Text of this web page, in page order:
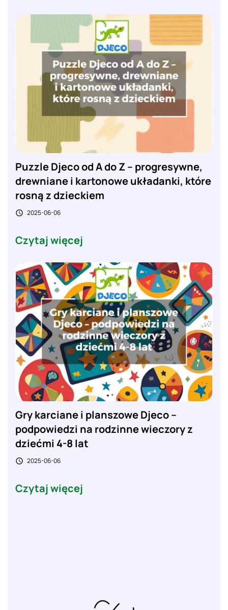
Puzzle Djeco od A do Z – progresywne,
drewniane i kartonowe układanki, które
rosną z dzieckiem
 2025-06-06
Czytaj więcej
Gry karciane i planszowe Djeco –
podpowiedzi na rodzinne wieczory z
dziećmi 4-8 lat
 2025-06-06
Czytaj więcej